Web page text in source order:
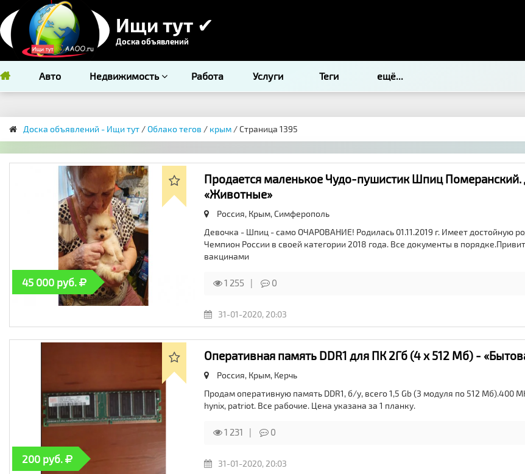
Ищи тут ✔
Доска объявлений
Авто Недвижимость Работа Услуги Теги ещё...
Доска объявлений - Ищи тут /Облако тегов / крым / Страница 1395
45 000 руб.
Продается маленькое Чудо-пушистик Шпиц Померанский.
«Животные»
Россия, Крым,Симферополь
Девочка - Шпиц - само ОЧАРОВАНИЕ! Родилась 01.11.2019 г. Имеет достойную
Чемпион России в своей категории 2018 года. Все документы в
вакцинами
1 255 0
31-01-2020, 20:03
200 руб.
Оперативная память DDR1 для ПК 2Гб (4 х 512 Мб) -
Россия, Крым, Керчь
Продам оперативную память DDR1, б/у, всего 1,5 Gb (3 модуля по 512 Мб).400
hynix, patriot. Все рабочие. Цена указана за 1 планку.
1 231 0
31-01-2020, 20:03